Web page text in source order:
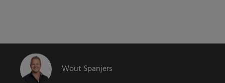
Wout Spanjers